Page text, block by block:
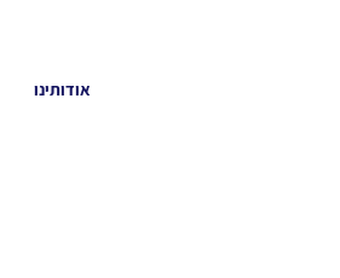
אודותינו